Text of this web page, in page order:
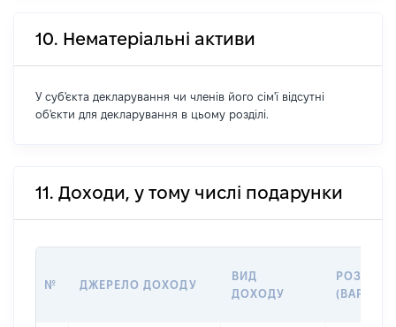
10. Нематеріальні активи
У суб'єкта декларування чи членів його сім'ї відсутні
об'єкти для декларування в цьому розділі.
11. Доходи, у тому числі подарунки
№ ДЖЕРЕЛО ДОХОДУ
ВИД
ДОХОДУ
РОЗМІР